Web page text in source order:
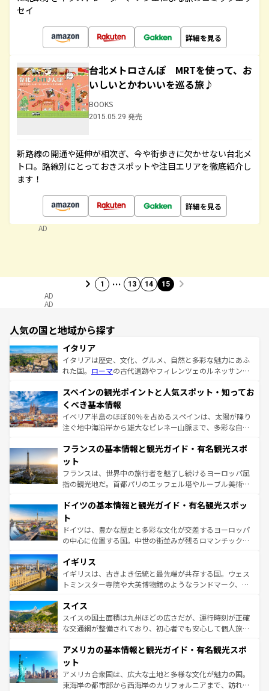
セイ
詳細を見る
台北メトロさんぽ MRTを使って、お
いしいとかわいいを巡る旅♪
BOOKS
2015.05.29 発売
新路線の開通や延伸が相次ぎ、今や街歩きに欠かせない台北メ
トロ。路線別にとっておきスポットや注目エリアを徹底紹介し
ます！
詳細を見る
AD
1 … 13 14 15
AD
AD
人気の国と地域から探す
イタリア
イタリアは歴史、文化、グルメ、自然と多彩な魅力にあふ
れた国。 ローマの古代遺跡やフィレンツェのルネッサンス
ろん、トスカーナの美しい田園風景やアマルフィ海岸の絶
景など、自然景観も見逃せない。観光の合間には、本場の
ピザやパスタなど、絶品のイタリア料理を堪能することも
できる。朝目覚めてから夜眠るまで、すべての瞬間を楽し
なお、新着のイタリア情報はコンテンツ一覧を参照してほ
しい。
スペインの観光ポイントと人気スポット・知ってお
くべき基本情報
イベリア半島のほぼ80％を占めるスペインは、太陽が降り
注ぐ地中海沿岸から雄大なピレネー山脈まで、多彩な自然
文化が根付くこの国では、情熱的なフラメンコ、熱気あふ
れる闘牛、そして美味しいタパスが生活の一部となってい
る。首都マドリードの洗練された雰囲気や、バルセロナの
アートに溢れた街角から、地方では古代ローマ遺跡や中世
せる。地方によって風土や気候が異なるスペインはその個
ンテンツ一覧 を参照してほしい。
フランスの基本情報と観光ガイド・有名観光スポ
ット
フランスは、世界中の旅行者を魅了し続けるヨーロッパ屈
指の観光地だ。首都パリのエッフェル塔やルーブル美術館
で、幅広い魅力が詰まっている。華麗な宮殿、歴史的な大
聖堂、美しいビーチ、そして豊かな自然が、訪れる者を心
から魅了する。また、フランスは美食の国としても知ら
れ、フランス料理はユネスコ無形文化遺産にも登録されて
香り高いラベンダー畑など、多彩な楽しみ方が可能だ。さ
らに、パリ以外の地域にも魅力が溢れており、どの街角に
も豊かな歴史と文化が息づいている。パリ以外の個性あふ
を参照してほしい。
ドイツの基本情報と観光ガイド・有名観光スポッ
ト
ドイツは、豊かな歴史と多彩な文化が交差するヨーロッパ
の中心に位置する国。中世の街並みが残るロマンチック街
顔を持つこの国は、どこを歩いても飽きることがない。ベ
ルリンの文化的活気、バイエルン州のアルプスの絶景、そ
してライン川沿いのワイン畑といった風景は必見。ビール
は、お酒好きな人にはぜひ体験してほしい。 なお、新着の
ドイツ情報はコンテンツ一覧を参照してほしい。
イギリス
イギリスは、古きよき伝統と最先端が共存する国。ウェス
トミンスター寺院や大英博物館のようなランドマーク、歴
リアごとに異なる魅力がある。また、優雅なアフタヌーン
ティー、ビール好きにはたまらない英国パブ、サッカー観
戦など、本場だからこそできる体験も豊富。イギリスを旅
ンツ一覧を参照してほしい。
スイス
スイスの国土面積は九州ほどの広さだが、運行時刻が正確
な交通網が整備されており、初心者でも安心して個人旅行
の建物がそのまま残る町や、スイスならではのユニークな
博物館もあり、アルプス観光だけでなく町歩きも満喫する
ことができる。国民の所得が高いため物価も高いが、旅行
者向けの交通パス提供のサービスもあり、うまく活用すれ
アメリカの基本情報と観光ガイド・有名観光スポ
ット
アメリカ合衆国は、広大な土地と多様な文化が魅力の国。
東海岸の都市部から西海岸のカリフォルニアまで、訪れる